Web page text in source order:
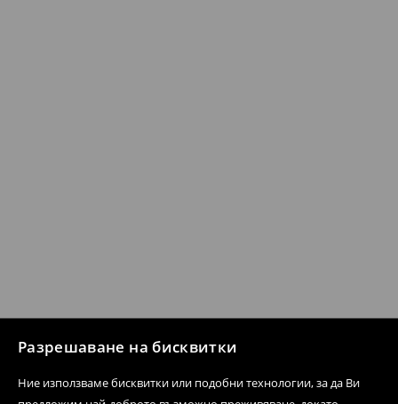
Разрешаване на бисквитки
Ние използваме бисквитки или подобни технологии, за да Ви